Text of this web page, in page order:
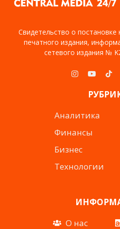
Свидетельство о постановке
печатного издания,
сетевого издания №
Instagram
YouTube
Аналитика
Финансы
Бизнес
Технологии
О нас